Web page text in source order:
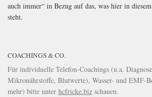
auch immer“ in Bezug auf das, was hier in
steht.
COACHINGS & CO.
Für individuelle Telefon-Coachings (u.a.
Mikronährstoffe, Blutwerte), Wasser- und EMF-
mehr) bitte unter hcfricke.biz schauen.